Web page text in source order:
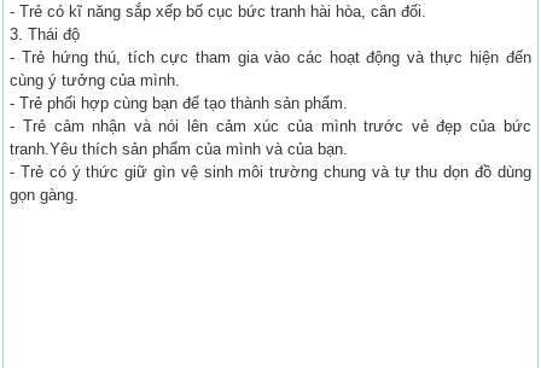
- Trẻ có kĩ năng sắp xếp bố cục bức tranh hài hòa, cân đối.
3. Thái độ
- Trẻ hứng thú, tích cực tham gia vào các hoạt động và thực hiện đến
cùng ý tưởng của mình.
- Trẻ phối hợp cùng bạn để tạo thành sản phẩm.
- Trẻ cảm nhận và nói lên cảm xúc của mình trước vẻ đẹp của bức
tranh.Yêu thích sản phẩm của mình và của bạn.
- Trẻ có ý thức giữ gìn vệ sinh môi trường chung và tự thu dọn đồ dùng
gọn gàng.